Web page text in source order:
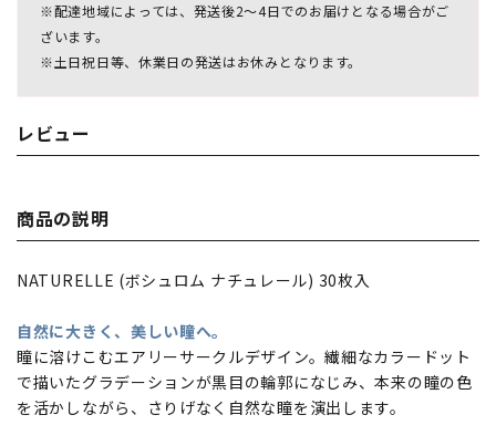
※配達地域によっては、発送後2～4日でのお届けとなる場合がご
ざいます。
※土日祝日等、休業日の発送はお休みとなります。
レビュー
商品の説明
NATURELLE (ボシュロム ナチュレール) 30枚入
自然に大きく、美しい瞳へ。
瞳に溶けこむエアリーサークルデザイン。繊細なカラードット
で描いたグラデーションが黒目の輪郭になじみ、本来の瞳の色
を活かしながら、さりげなく自然な瞳を演出します。